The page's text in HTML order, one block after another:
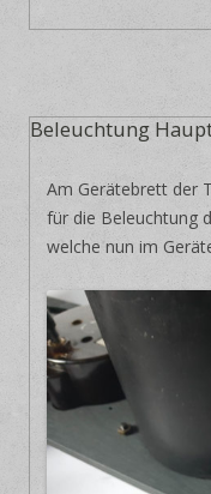
Beleuchtung
Am Gerätebrett der
für die Beleuchtung
welche nun im